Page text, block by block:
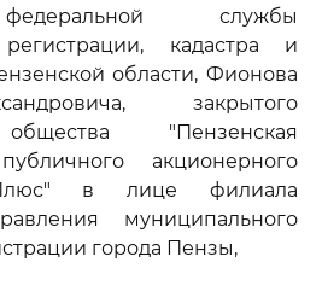
службы
регистрации, кадастра и
области, Фионова
закрытого
"Пензенская
акционерного
в лице филиала
муниципального
города Пензы,